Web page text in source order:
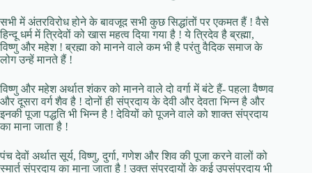
सभी में अंतरविरोध होने के बावजूद सभी कुछ सिद्धांतों पर एकमत हैं ! वैसे
हिन्दू धर्म में त्रिदेवों को खास महत्व दिया गया है ! ये त्रिदेव है ब्रह्मा,
विष्णु और महेश ! ब्रह्मा को मानने वाले कम भी है परंतु वैदिक समाज के
लोग उन्हें मानते हैं !
विष्णु और महेश अर्थात शंकर को मानने वाले दो वर्गा में बंटे हैं- पहला वैष्णव
और दूसरा वर्ग शैव है ! दोनों ही संप्रदाय के देवी और देवता भिन्न है और
इनकी पूजा पद्धति भी भिन्न है ! देवियों को पूजने वाले को शाक्त संप्रदाय
का माना जाता है !
पंच देवों अर्थात सूर्य, विष्णु, दुर्गा, गणेश और शिव की पूजा करने वालों को
स्मार्त संप्रदाय का माना जाता है ! उक्त संप्रदायों के कई उपसंप्रदाय भी